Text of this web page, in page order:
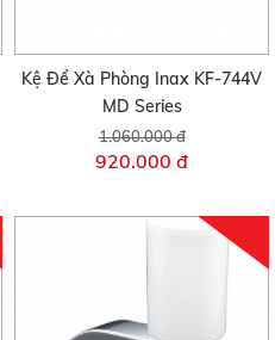
Kệ Để Xà Phòng Inax KF-744V
MD Series
1.060.000 đ
920.000 đ